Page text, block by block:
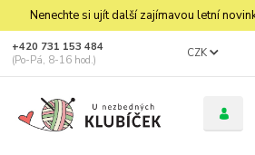
Nenechte si ujít další zajímavou letní
CZK
+420 731 153 484
(Po-Pá, 8-16 hod.)